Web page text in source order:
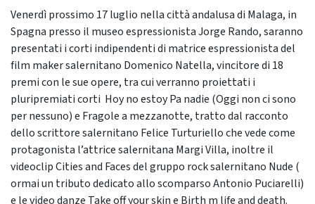
Venerdì prossimo 17 luglio nella città andalusa di Malaga, in
Spagna presso il museo espressionista Jorge Rando, saranno
presentati i corti indipendenti di matrice espressionista del
film maker salernitano Domenico Natella, vincitore di 18
premi con le sue opere, tra cui verranno proiettati i
pluripremiati corti Hoy no estoy Pa nadie (Oggi non ci sono
per nessuno) e Fragole a mezzanotte, tratto dal racconto
dello scrittore salernitano Felice Turturiello che vede come
protagonista l’attrice salernitana Margi Villa, inoltre il
videoclip Cities and Faces del gruppo rock salernitano Nude (
ormai un tributo dedicato allo scomparso Antonio Puciarelli)
e le video danze Take off your skin e Birth m life and death.